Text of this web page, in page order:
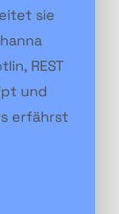
sie
REST
und
erfährst